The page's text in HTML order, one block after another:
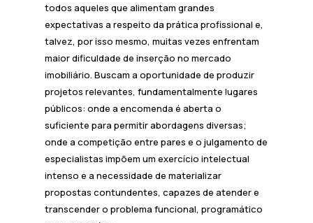
todos aqueles que alimentam grandes
expectativas a respeito da prática profissional e,
talvez, por isso mesmo, muitas vezes enfrentam
maior dificuldade de inserção no mercado
imobiliário. Buscam a oportunidade de produzir
projetos relevantes, fundamentalmente lugares
públicos: onde a encomenda é aberta o
suficiente para permitir abordagens diversas;
onde a competição entre pares e o julgamento de
especialistas impõem um exercício intelectual
intenso e a necessidade de materializar
propostas contundentes, capazes de atender e
transcender o problema funcional, programático